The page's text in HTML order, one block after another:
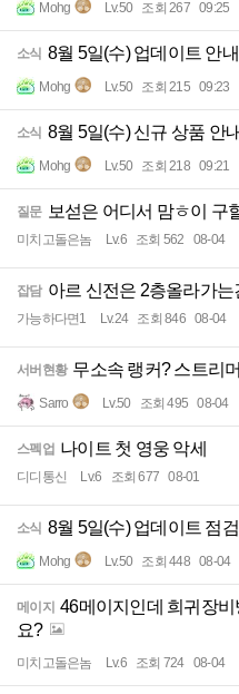
Mohg Lv.50 조회 267 09:25
소식 8월 5일(수) 업데이트 안
Mohg Lv.50 조회 215 09:23
소식 8월 5일(수) 신규 상품 안내
Mohg Lv.50 조회 218 09:21
질문 보섣은 어디서 맘ㅎ이 구
미치고돌은놈 Lv.6 조회 562 08-04
잡담 아르 신전은 2층올라가
가능하다면1 Lv.24 조회 846 08-04
서버현황 무소속 랭커? 스트리
Sarro Lv.50 조회 495 08-04
스펙업 나이트 첫 영웅 악세
디디통신 Lv.6 조회 677 08-01
소식 8월 5일(수) 업데이트 점
Mohg Lv.50 조회 448 08-04
메이지 46메이지인데 희귀장
요?
미치고돌은놈 Lv.6 조회 724 08-04